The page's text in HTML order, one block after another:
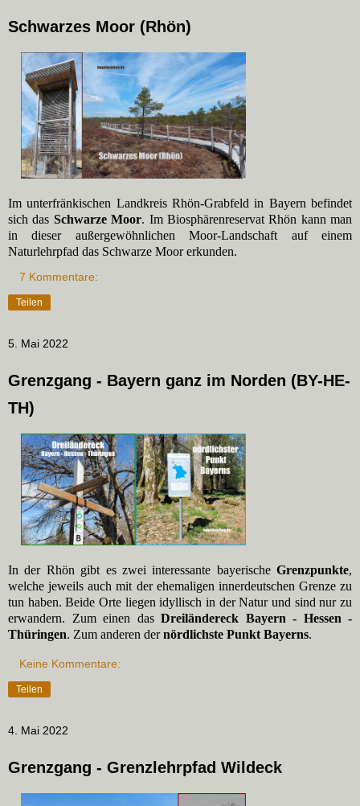
Schwarzes Moor (Rhön)
Im unterfränkischen Landkreis Rhön-Grabfeld in Bayern befindet
sich das Schwarze Moor. Im Biosphärenreservat Rhön kann man
in dieser außergewöhnlichen Moor-Landschaft auf einem
Naturlehrpfad das Schwarze Moor erkunden.
7 Kommentare:
Teilen
5. Mai 2022
Grenzgang - Bayern ganz im Norden (BY-HE-
TH)
In der Rhön gibt es zwei interessante bayerische Grenzpunkte,
welche jeweils auch mit der ehemaligen innerdeutschen Grenze zu
tun haben. Beide Orte liegen idyllisch in der Natur und sind nur zu
erwandern. Zum einen das Dreiländereck Bayern - Hessen -
Thüringen. Zum anderen dernördlichste Punkt Bayerns.
Keine Kommentare:
Teilen
4. Mai 2022
Grenzgang - Grenzlehrpfad Wildeck